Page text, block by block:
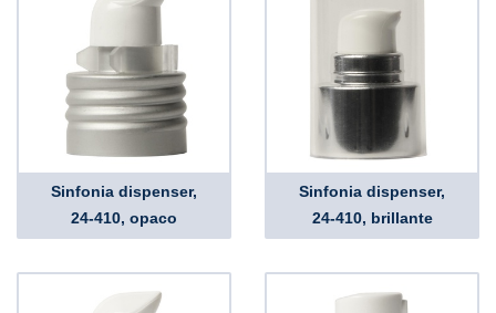
Sinfonia dispenser,
24-410, opaco
Sinfonia dispenser,
24-410, brillante